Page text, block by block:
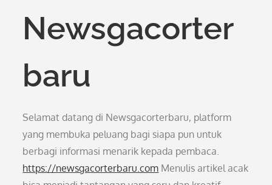
Newsgacorter
baru
Selamat datang di Newsgacorterbaru, platform
yang membuka peluang bagi siapa pun untuk
berbagi informasi menarik kepada pembaca.
https://newsgacorterbaru.com Menulis artikel acak